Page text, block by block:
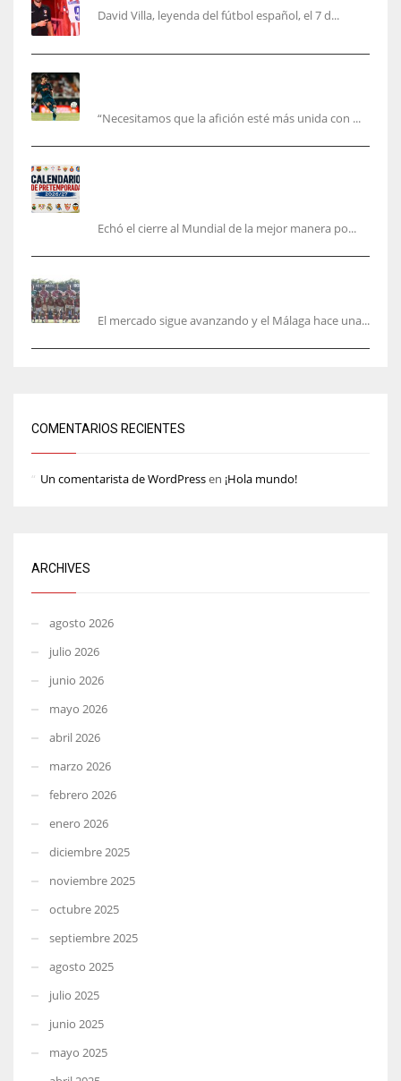
David Villa, leyenda del fútbol español, el 7 d...
“Necesitamos que la afición esté más unida con ...
Echó el cierre al Mundial de la mejor manera po...
El mercado sigue avanzando y el Málaga hace una...
COMENTARIOS RECIENTES
Un comentarista de WordPressen ¡Hola mundo!
ARCHIVES
agosto 2026
julio 2026
junio 2026
mayo 2026
abril 2026
marzo 2026
febrero 2026
enero 2026
diciembre 2025
noviembre 2025
octubre 2025
septiembre 2025
agosto 2025
julio 2025
junio 2025
mayo 2025